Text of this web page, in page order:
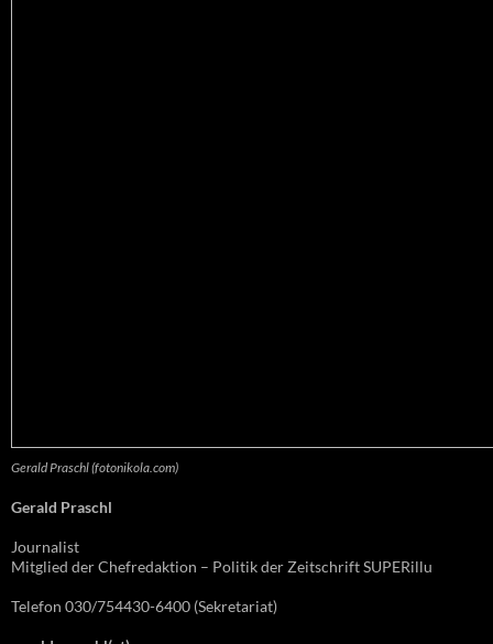
Gerald Praschl (fotonikola.com)
Gerald Praschl
Journalist
Mitglied der Chefredaktion – Politik der Zeitschrift SUPERillu
Telefon 030/754430-6400 (Sekretariat)